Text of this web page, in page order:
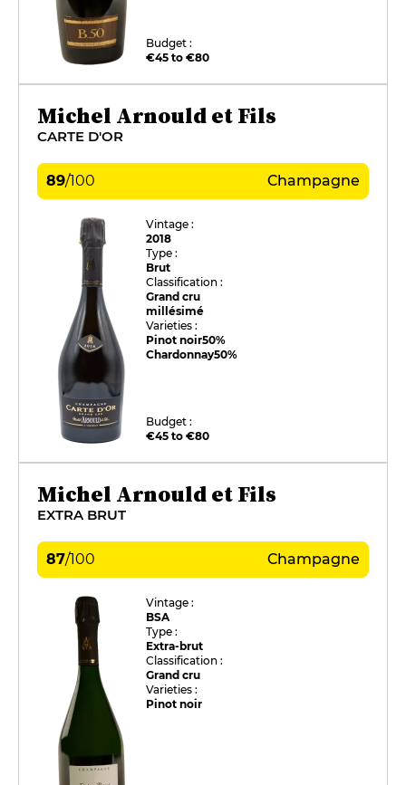
Budget :
€45 to €80
Michel Arnould et Fils
CARTE D'OR
89/100 Champagne
Vintage :
2018
Type :
Brut
Classification :
Grand cru
millésimé
Varieties :
Pinot noir50%
Chardonnay50%
Budget :
€45 to €80
Michel Arnould et Fils
EXTRA BRUT
87/100 Champagne
Vintage :
BSA
Type :
Extra-brut
Classification :
Grand cru
Varieties :
Pinot noir